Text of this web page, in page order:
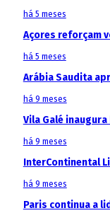
há 5 meses
Açores reforçam
há 5 meses
Arábia Saudita
há 9 meses
Vila Galé
há 9 meses
InterContinental
há 9 meses
Paris continua a